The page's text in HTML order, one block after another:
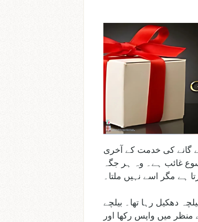
گانے کی خدمت کے آخری
غائب ہے۔ وہ ہر جگہ
ہے مگر اسے نہیں ملتا۔
دھکیل رہا تھا۔ بیلچے
میں واپس رکھا اور